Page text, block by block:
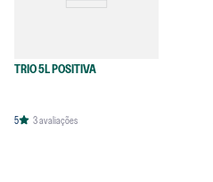
TRIO 5L POSITIVA
5 3avaliações